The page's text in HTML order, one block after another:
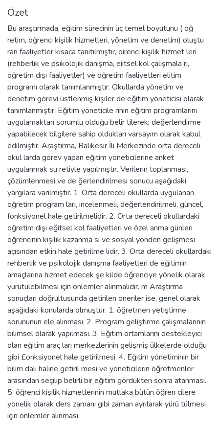
Özet
Bu araştırmada, eğitim sürecinin üç temel boyutunu ( öğ
retim, öğrenci kişilik hizmetleri, yönetim ve denetim) oluştu
ran faaliyetler kısaca tanıtılmıştır, öirenci kişilik hizmet leri
(rehberlik ve psikolojik danışma, eiitsel kol çalışmala rı,
öğretim dışı faaliyetler) ve öğretim faaliyetleri elitim
programı olarak tanımlanmıştır. Okullarda yönetim ve
denetim görevi üstlenmiş kişiler de eğitim yöneticisi olarak
tanımlanmıştır. Eğitim yöneticile rinin eğitim programlarını
uygulamaktan sorumlu olduğu belir tilerek; değerlendirme
yapabilecek bilgilere sahip oldukları varsayım olarak kabul
edilmiştir. Araştırma, Balıkesir İli Merkezinde orta dereceli
okul larda görev yapan eğitim yöneticilerine anket
uygulanmak su retiyle yapılmıştır. Verilerin toplanması,
çözümlenmesi ve de ğerlendirilmesi sonucu aşağıdaki
yargılara varılmıştır. 1. Orta dereceli okullarda uygulanan
öğretim program ları, incelenmeli, değerlendirilmeli, güncel,
fonksiyonel hale getirilmelidir. 2. Orta dereceli okullardaki
öğretim dişi eğitsel kol faaliyetleri ve özel anma günleri
öğrencinin kişilik kazanma sı ve sosyal yönden gelişmesi
açısından etkin hale getirilme lidir. 3. Orta dereceli okullardaki
rehberlik ve psikolojik danışma faaliyetleri de eğitimin
amaçlarına hizmet edecek şe kilde öğrenciye yönelik olarak
yürütülebilmesi için önlemler alınmalıdır. m Araştırma
sonuçları doğrultusunda getirilen öneriler ise, genel olarak
aşağıdaki konularda olmuştur. 1. öğretmen yetiştirme
sorununun ele alınması. 2. Program geliştirme çalışmalarının
bilimsel olarak yapılması. 3. Eğitim ortamlarını destekleyici
olan eğitim araç ları merkezlerinin gelişmiş ülkelerde olduğu
gibi £onksiyonel hale getirilmesi. 4. Eğitim yönetiminin bir
bilim dalı haline getiril mesi ve yöneticilerin öğretmenler
arasından seçilip belirli bir eğitim gördükten sonra atanması.
5. öğrenci kişilik hizmetlerinin mutlaka bütün öğren cilere
yönelik olarak ders zamanı gibi zaman ayrılarak yürü tülmesi
için önlemler alınması.